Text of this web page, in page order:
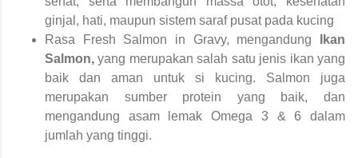
ginjal, hati, maupun sistem saraf pusat pada kucing
Rasa
Fresh Salmon in Gravy, mengandung
Ikan
Salmon,yang merupakan salah satu jenis ikan yang
baik dan aman untuk si kucing. Salmon juga
merupakan sumber protein yang baik, dan
mengandung asam lemak Omega 3 & 6 dalam
jumlah yang tinggi.